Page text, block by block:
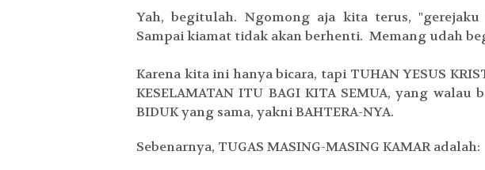
Yah, begitulah. Ngomong aja kita terus,
Sampai kiamat tidak akan berhenti. Memang udah
Karena kita ini hanya bicara, tapi TUHAN YESUS
KESELAMATAN ITU BAGI KITA SEMUA, yang walau
BIDUK yang sama, yakni BAHTERA-NYA.
Sebenarnya, TUGAS MASING-MASING KAMAR adalah: